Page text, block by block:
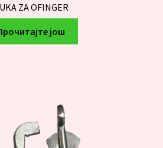
ZA OFINGER
још